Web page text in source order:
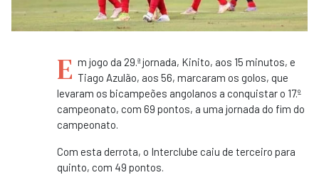
E m jogo da 29.ª jornada, Kinito, aos 15 minutos, e
Tiago Azulão, aos 56, marcaram os golos, que
levaram os bicampeões angolanos a conquistar o 17.º
campeonato, com 69 pontos, a uma jornada do fim do
campeonato.
Com esta derrota, o Interclube caiu de terceiro para
quinto, com 49 pontos.